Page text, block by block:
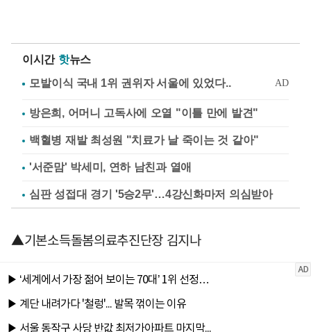
이시간 핫뉴스
방은희, 어머니 고독사에 오열 "이틀 만에 발견"
백혈병 재발 최성원 "치료가 날 죽이는 것 같아"
'서준맘' 박세미, 연하 남친과 열애
심판 성접대 경기 '5승2무'…4강신화마저 의심받아
▲기본소득돌봄의료추진단장 김지나